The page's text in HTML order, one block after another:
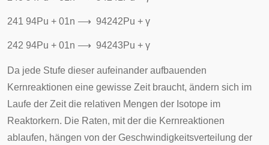
241 94Pu + 01n ⟶ 94242Pu + γ
242 94Pu + 01n ⟶ 94243Pu + γ
Da jede Stufe dieser aufeinander aufbauenden
Kernreaktionen eine gewisse Zeit braucht, ändern sich im
Laufe der Zeit die relativen Mengen der Isotope im
Reaktorkern. Die Raten, mit der die Kernreaktionen
ablaufen, hängen von der Geschwindigkeitsverteilung der